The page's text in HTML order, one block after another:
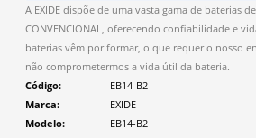
A EXIDE dispõe de uma vasta gama de baterias
CONVENCIONAL, oferecendo confiabilidade e
baterias vêm por formar, o que requer o nosso
não comprometermos a vida útil da bateria.
Código
EB14-B2
Marca
EXIDE
Modelo
EB14-B2